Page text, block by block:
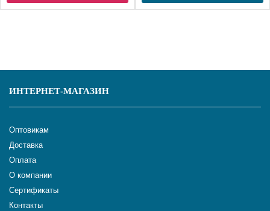
ИНТЕРНЕТ-МАГАЗИН
Оптовикам
Доставка
Оплата
О компании
Сертификаты
Контакты